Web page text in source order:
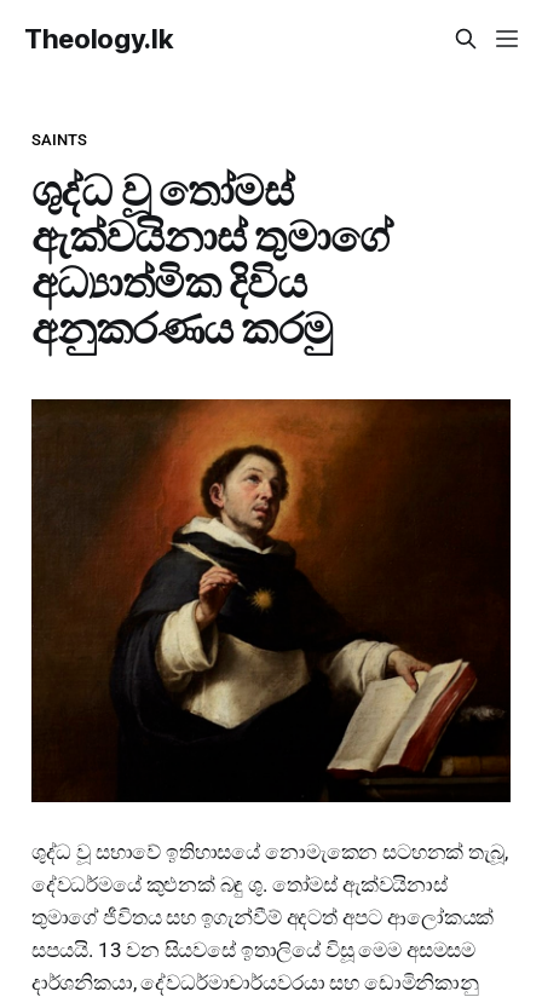
Theology.lk
SAINTS
ශුද්ධ වූ තෝමස්
ඇක්වයිනාස් තුමාගේ
අධ්‍යාත්මික දිවිය
අනුකරණය කරමු
ශුද්ධ වූ සභාවේ ඉතිහාසයේ නොමැකෙන සටහනක් තැබූ,
දේවධර්මයේ කුළුනක් බඳු ශු. තෝමස් ඇක්වයිනාස්
තුමාගේ ජීවිතය සහ ඉගැන්වීම් අදටත් අපට ආලෝකයක්
සපයයි. 13 වන සියවසේ ඉතාලියේ විසූ මෙම අසමසම
දාර්ශනිකයා, දේවධර්මාචාර්යවරයා සහ ඩොමිනිකානු